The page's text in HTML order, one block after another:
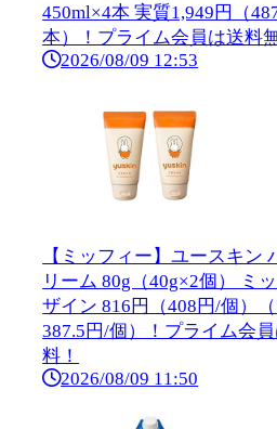
450ml×4本 実質1,949円（
本）！プライム会員は送料
2026/08/09 12:53
【ミッフィー】ユースキン
リーム 80g（40g×2個） ミ
ザイン 816円（408円/個）（
387.5円/個）！プライム会
料！
2026/08/09 11:50